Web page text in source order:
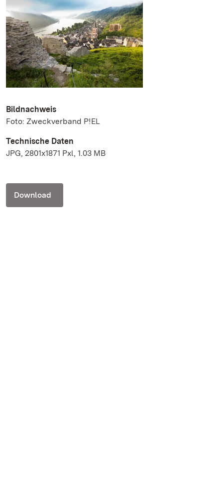
Bildnachweis
Foto: Zweckverband P!EL
Technische Daten
JPG, 2801x1871 Pxl, 1.03 MB
Download